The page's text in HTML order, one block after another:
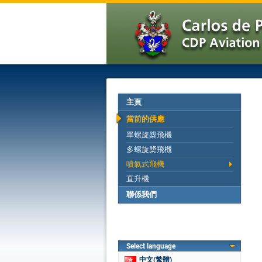
主頁
當前的供應
單螺旋槳飛機
多螺旋槳飛機
噴氣式飛機
直升機
聯係我們
Select language
中文(繁體)